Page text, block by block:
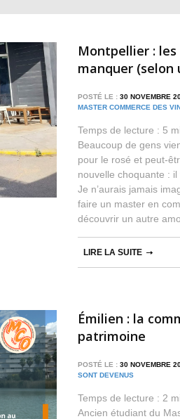
Montpellier :
manquer
POSTÉ LE : 30 NOVEMBRE
MASTER COMMERCE DES
Temps de lecture : 5
Beaucoup de gens
pour le rosé et peut-
nouvelle choquante :
Je n’aurais jamais
faire un master en
découvrir un autre
LIRE LA SUITE
Émilien : la
patrimoine
POSTÉ LE : 30 NOVEMBRE
SONT DEVENUS
Temps de lecture : 2
Ancien étudiant du